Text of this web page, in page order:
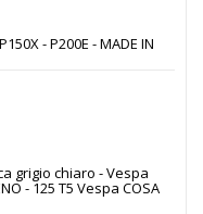
- P200E - MADE IN
grigio chiaro - Vespa
- 125 T5 Vespa COSA